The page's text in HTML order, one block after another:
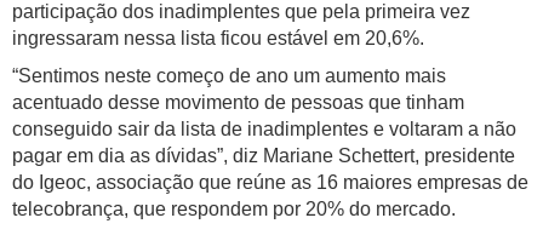
participação dos inadimplentes que pela primeira vez
ingressaram nessa lista ficou estável em 20,6%.
“Sentimos neste começo de ano um aumento mais
acentuado desse movimento de pessoas que tinham
conseguido sair da lista de inadimplentes e voltaram a não
pagar em dia as dívidas”, diz Mariane Schettert, presidente
do Igeoc, associação que reúne as 16 maiores empresas de
telecobrança, que respondem por 20% do mercado.